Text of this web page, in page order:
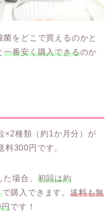
をどこで買えるのかと
一番安く購入できるのか
×2種類（約1か月分）が
料300円です。
場合、 初回は約
で購入できます。送料も無
円です！